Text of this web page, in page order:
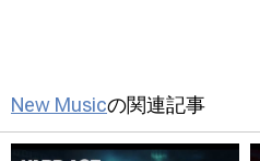
New Musicの関連記事